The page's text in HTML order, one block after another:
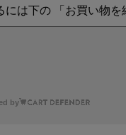
には下の 「お買い物を
by